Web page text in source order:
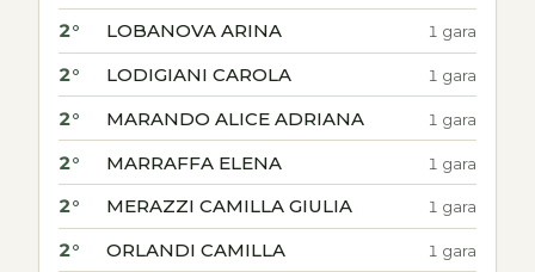
2° LOBANOVA ARINA 1 gara
2° LODIGIANI CAROLA 1 gara
2° MARANDO ALICE ADRIANA 1 gara
2° MARRAFFA ELENA 1 gara
2° MERAZZI CAMILLA GIULIA 1 gara
2° ORLANDI CAMILLA 1 gara